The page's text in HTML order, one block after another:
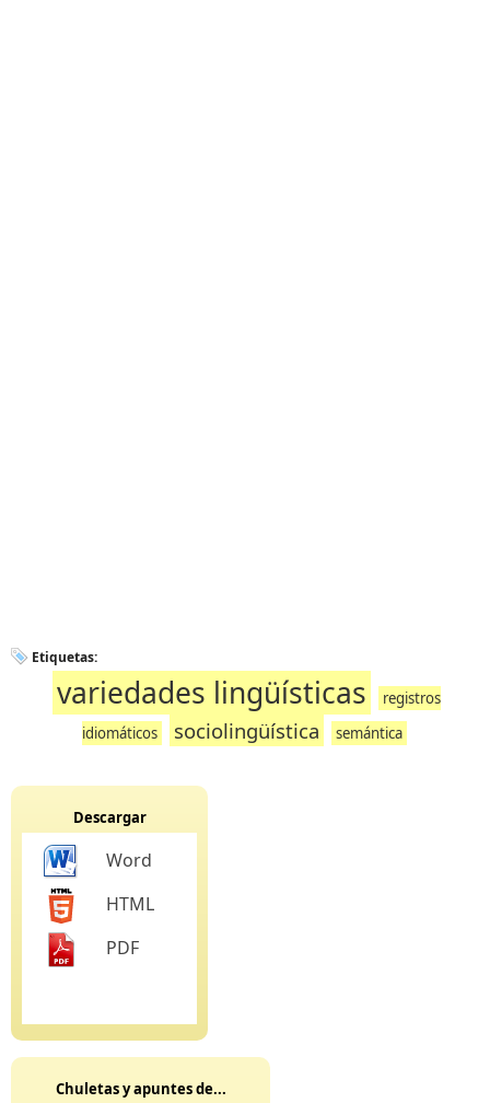
Etiquetas:
variedades lingüísticas
registros
idiomáticos
sociolingüística semántica
Descargar
Word
HTML
PDF
Chuletas y apuntes de...